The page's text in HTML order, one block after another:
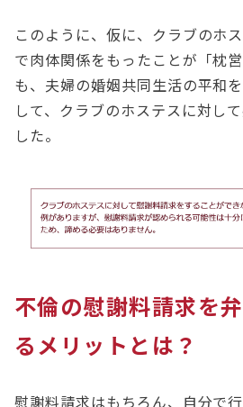
このように、仮に、クラブのホ
で肉体関係をもったことが「枕
も、夫婦の婚姻共同生活の平和
して、クラブのホステスに対し
した。
不倫の慰謝料請求を
るメリットとは？
慰謝料請求はもちろん、自分で